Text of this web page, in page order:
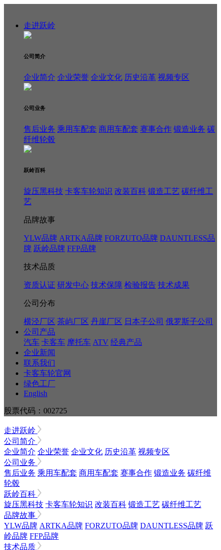
走进跃岭
公司简介
企业简介 企业荣誉 企业文化 历史沿革 视频专区
公司业务
售后业务 乘用车配套 商用车配套 赛事合作 锻造业务 碳
纤维轮毂
跃岭百科
旋压黑科技 卡客车轮知识 改装百科 锻造工艺 碳纤维工
艺
品牌故事
YLW品牌 ARTKA品牌 FORZUTO品牌 DAUNTLESS品
牌 跃岭品牌 FFP品牌
技术品质
资质认证 研发中心 技术保障 检验报告 技术成果
公司分布
横泾厂区 茶屿厂区 丹崖厂区 日本子公司 俄罗斯子公司
公司产品
汽车 卡客车 摩托车 ATV 经典产品
企业新闻
联系我们
卡客车轮官网
绿色工厂
English
股票代码：002725
走进跃岭
公司简介
企业简介 企业荣誉 企业文化 历史沿革 视频专区
公司业务
售后业务 乘用车配套 商用车配套 赛事合作 锻造业务 碳纤维
轮毂
跃岭百科
旋压黑科技 卡客车轮知识 改装百科 锻造工艺 碳纤维工艺
品牌故事
YLW品牌 ARTKA品牌 FORZUTO品牌 DAUNTLESS品牌 跃
岭品牌 FFP品牌
技术品质